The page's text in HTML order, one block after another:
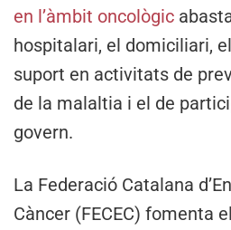
en l’àmbit oncològic
hospitalari, el domiciliari,
suport en activitats de
de la malaltia i el de
govern.
La Federació Catalana
Càncer (FECEC) fomenta